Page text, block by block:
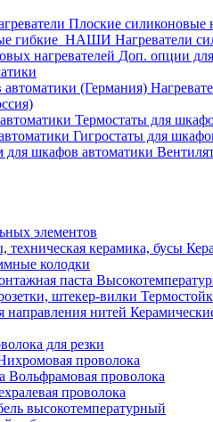
Плоские силиконовые
Нагреватели
Доп. опции
Термостаты для
Гигростаты для
элементов
колодки
для резки
проволока
Вольфрамовая проволока
проволока
высокотемпературный